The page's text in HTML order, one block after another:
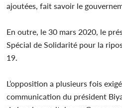
ajoutées, fait savoir le
En outre, le 30 mars 2020, le
Spécial de Solidarité pour la
19.
L’opposition a plusieurs fois
communication du président